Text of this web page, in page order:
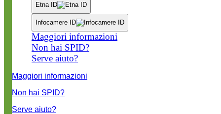
Etna ID
Infocamere ID
Maggiori informazioni
Non hai SPID?
Serve aiuto?
Maggiori informazioni
Non hai SPID?
Serve aiuto?